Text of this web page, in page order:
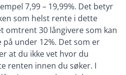
lav nominell rente og lav
hva den eksakte
kommer til å bli
7,99 – 19,99%. Det betyr
som helst rente i dette
omtrent 30 långivere som kan
under 12%. Det som er
at du ikke vet hvor du
renten innen du søker. I